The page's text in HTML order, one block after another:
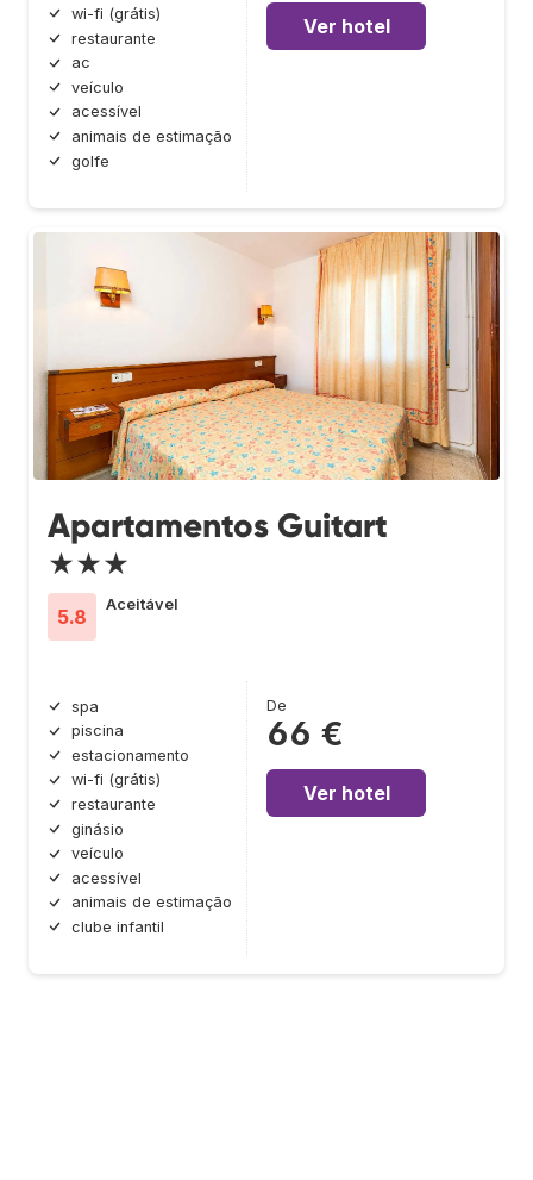
wi-fi (grátis)
restaurante
ac
veículo
acessível
animais de estimação
golfe
Ver hotel
Apartamentos Guitart
★★★
5.8
Aceitável
spa
piscina
estacionamento
wi-fi (grátis)
restaurante
ginásio
veículo
acessível
animais de estimação
clube infantil
De
66 €
Ver hotel